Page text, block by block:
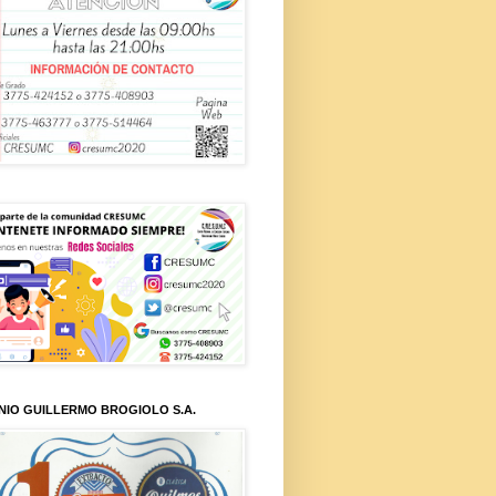
GUILLERMO BROGIOLO S.A.